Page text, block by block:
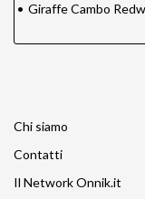
• Giraffe Cambo
Chi siamo
Contatti
Il Network Onnik.it